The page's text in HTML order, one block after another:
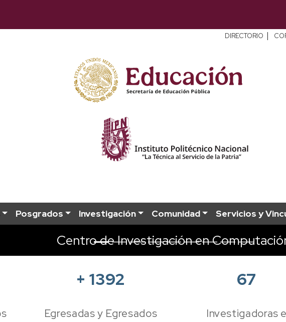
DIRECTORIO |
Posgrados Investigación Comunidad Servicios y
Centro de Investigación en
+1392
Egresadas y Egresados
67
Investigadoras e